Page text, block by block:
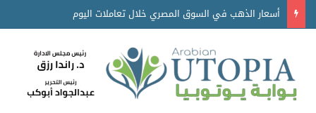
أسعار الذهب في السوق المصري خلال تعاملات اليوم